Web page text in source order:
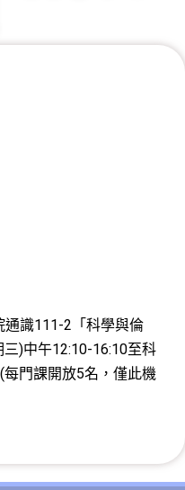
通識111-2「科學與倫
)中午12:10-16:10至科
門課開放5名，僅此機